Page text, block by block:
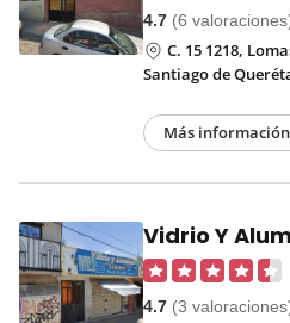
4.7 (6
C. 15 1218,
Santiago de
Más información
Vidrio Y
4.7 (3